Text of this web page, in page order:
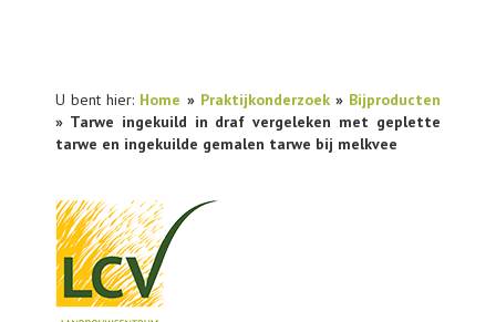
U bent hier: Home » Praktijkonderzoek» Bijproducten
» Tarwe ingekuild in draf vergeleken met geplette
tarwe en ingekuilde gemalen tarwe bij melkvee